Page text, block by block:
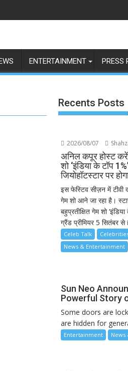
के मेकर्स को चेतावनीछात्रों के समर्थन में उतरीं
ENTERTAINMENT PRESS
Recents Posts
2026/08/07
अनिल कपूर होस्ट
शो ‘इंडिया के टॉप
जियोहॉटस्टार पर
इस फेस्टिव सीज़न में टीवी
गेम शो आने जा रहा है।
बहुप्रतीक्षित गेम शो
ग्रैंड प्रीमियर 5 सितंबर
Celeb Talk
News & Entertainment
Sun Neo
Powerful Story
Some doors are
are hidden for
Entertainment